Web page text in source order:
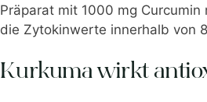
Präparat mit 1000 mg Curcumin
die Zytokinwerte innerhalb von
Kurkuma wirkt